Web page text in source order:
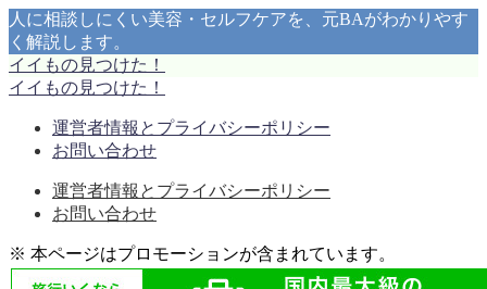
人に相談しにくい美容・セルフケアを、元BAがわかりやす
く解説します。
イイもの見つけた！
イイもの見つけた！
運営者情報とプライバシーポリシー
お問い合わせ
運営者情報とプライバシーポリシー
お問い合わせ
※ 本ページはプロモーションが含まれています。